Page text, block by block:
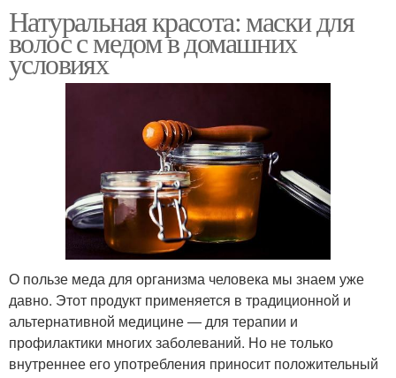
Натуральная красота: маски для
волос с медом в домашних
условиях
О пользе меда для организма человека мы знаем уже
давно. Этот продукт применяется в традиционной и
альтернативной медицине — для терапии и
профилактики многих заболеваний. Но не только
внутреннее его употребления приносит положительный